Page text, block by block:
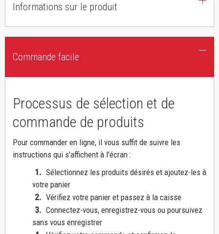
Informations sur le produit
Commande facile
Processus de sélection et de
commande de produits
Pour commander en ligne, il vous suffit de suivre les
instructions qui s'affichent à l'écran :
1. Sélectionnez les produits désirés et ajoutez-les à
votre panier
2. Vérifiez votre panier et passez à la caisse
3. Connectez-vous, enregistrez-vous ou poursuivez
sans vous enregistrer